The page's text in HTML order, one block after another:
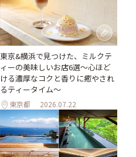
東京&横浜で見つけた、ミルクテ
ィーの美味しいお店6選～心ほど
ける濃厚なコクと香りに癒やされ
るティータイム～
東京都 2026.07.22